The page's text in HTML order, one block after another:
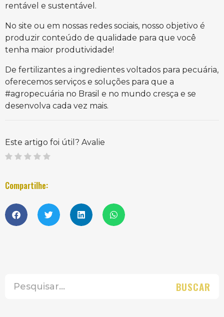
rentável e sustentável.
No site ou em nossas redes sociais, nosso objetivo é
produzir conteúdo de qualidade para que você
tenha maior produtividade!
De fertilizantes a ingredientes voltados para pecuária,
oferecemos serviços e soluções para que a
#agropecuária no Brasil e no mundo cresça e se
desenvolva cada vez mais.
Este artigo foi útil? Avalie
Compartilhe:
BUSCAR